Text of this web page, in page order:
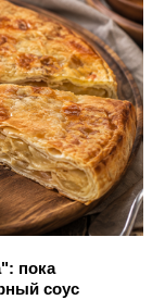
пока
соус